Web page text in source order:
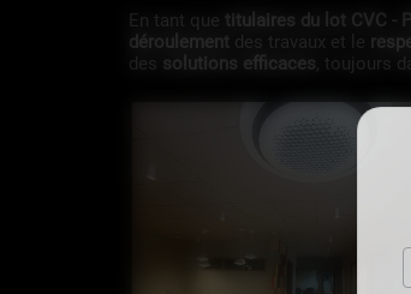
En tant que titulaires du lot CVC -
déroulement
des travaux et le
des solutions efficaces , toujours